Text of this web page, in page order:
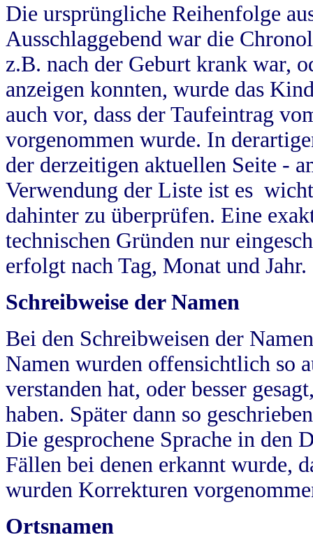
Die ursprüngliche Reihenfolge
Ausschlaggebend war die
z.B. nach der Geburt krank war,
anzeigen konnten, wurde das
auch vor, dass der Taufeintrag
vorgenommen wurde. In
der derzeitigen aktuellen Seite -
Verwendung der Liste ist es
dahinter zu überprüfen. Eine
technischen Gründen nur
erfolgt nach Tag, Monat und Jahr.
Schreibweise der Namen
Bei den Schreibweisen der
Namen wurden offensichtlich so
verstanden hat, oder besser
haben. Später dann so
Die gesprochene Sprache in
Fällen bei denen erkannt wurde,
wurden Korrekturen
Ortsnamen